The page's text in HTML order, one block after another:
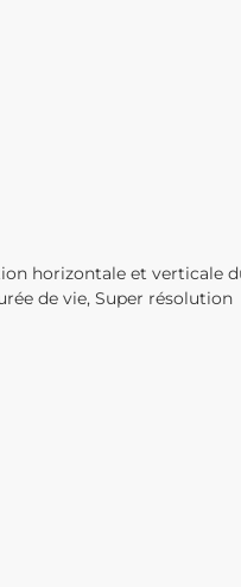
horizontale et verticale
de vie, Super résolution